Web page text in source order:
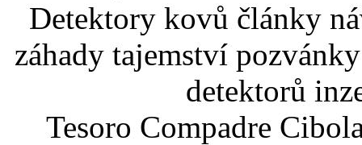
Detektory kovů články
záhady tajemství
detektorů
Tesoro Compadre